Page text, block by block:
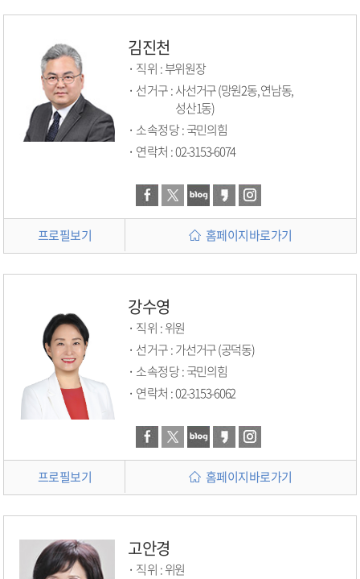
김진천
직위 :부위원장
선거구 :사선거구 (망원2동, 연남동,
성산1동)
소속정당 :국민의힘
연락처 :02-3153-6074
프로필보기 홈페이지바로가기
강수영
직위 :위원
선거구 :
가선거구 (공덕동)
소속정당 :국민의힘
연락처 :02-3153-6062
프로필보기 홈페이지바로가기
고안경
직위 :위원